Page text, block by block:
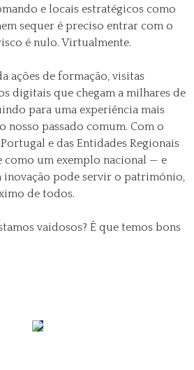
e locais estratégicos como
sequer é preciso entrar com o
é nulo. Virtualmente.
ações de formação, visitas
digitais que chegam a milhares de
para uma experiência mais
nosso passado comum. Com o
e das Entidades Regionais
como um exemplo nacional — e
pode servir o património,
de todos.
vaidosos? É que temos bons